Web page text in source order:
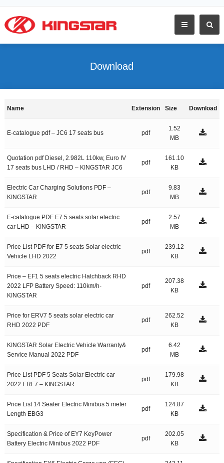
Download
Name Extension Size Download
E-catalogue pdf – JC6 17 seats bus pdf
1.52
MB
Quotation pdf Diesel, 2.982L 110kw, Euro IV
17 seats bus LHD / RHD – KINGSTAR JC6
pdf
161.10
KB
Electric Car Charging Solutions PDF –
KINGSTAR
pdf
9.83
MB
E-catalogue PDF E7 5 seats solar electric
car LHD – KINGSTAR
pdf
2.57
MB
Price List PDF for E7 5 seats Solar electric
Vehicle LHD 2022
pdf
239.12
KB
Price – EF1 5 seats electric Hatchback RHD
2022 LFP Battery Speed: 110km/h-
KINGSTAR
pdf
207.38
KB
Price for ERV7 5 seats solar electric car
RHD 2022 PDF
pdf
262.52
KB
KINGSTAR Solar Electric Vehicle Warranty&
Service Manual 2022 PDF
pdf
6.42
MB
Price List PDF 5 Seats Solar Electric car
2022 ERF7 – KINGSTAR
pdf
179.98
KB
Price List 14 Seater Electric Minibus 5 meter
Length EBG3
pdf
124.87
KB
Specification & Price of EY7 KeyPower
Battery Electric Minibus 2022 PDF
pdf
202.05
KB